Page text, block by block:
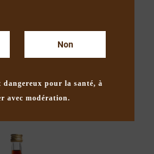
Non
pour la santé, à
avec modération.